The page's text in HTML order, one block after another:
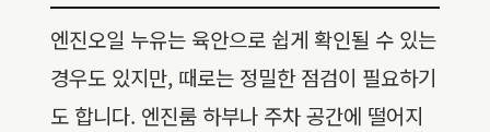
엔진오일 누유는 육안으로 쉽게 확인될 수 있는
경우도 있지만, 때로는 정밀한 점검이 필요하기
도 합니다. 엔진룸 하부나 주차 공간에 떨어지